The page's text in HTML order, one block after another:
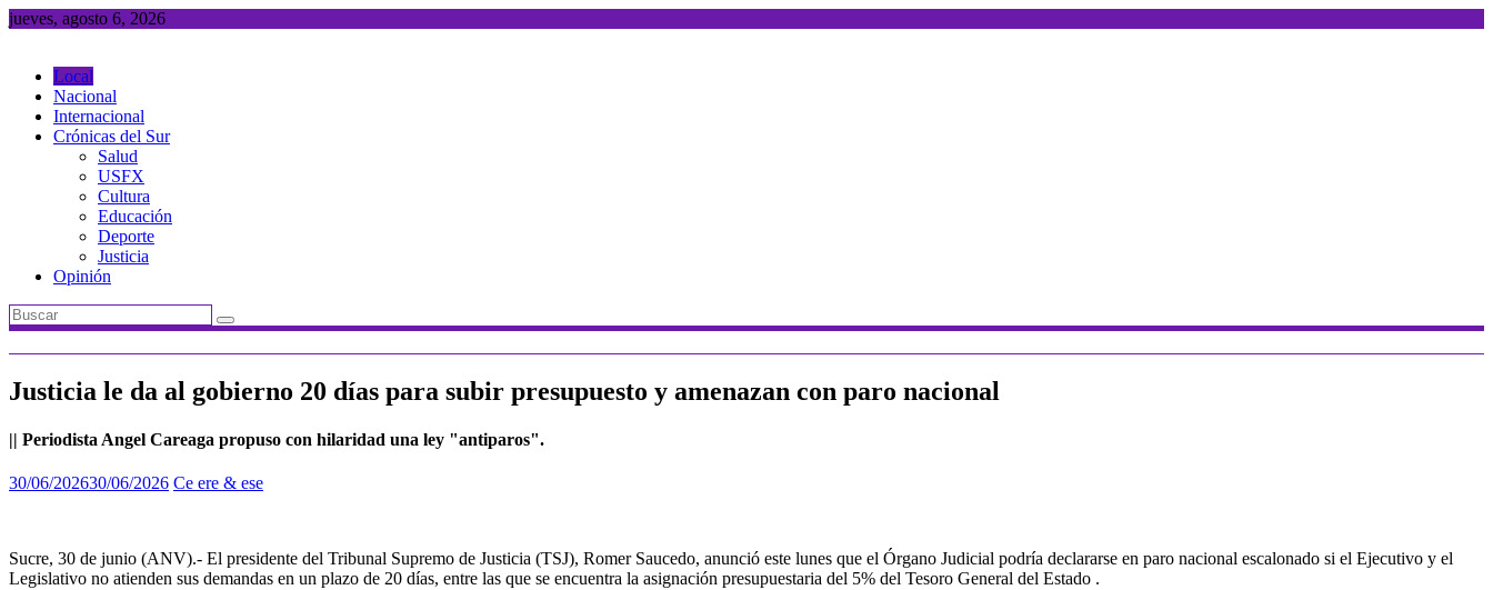
Saltar
jueves, agosto 6, 2026
Local
Nacional
Internacional
Crónicas del Sur
Salud
USFX
Cultura
Educación
Deporte
Justicia
Opinión
Justicia le da al gobierno 20 días para subir presupuesto y amenazan con paro nacional
|| Periodista Angel Careaga propuso con hilaridad una ley "antiparos".
30/06/202630/06/2026 Ce ere & ese
Sucre, 30 de junio (ANV).- El presidente del Tribunal Supremo de Justicia (TSJ), Romer Saucedo, anunció este lunes que el Órgano Judicial podría declararse en paro nacional escalonado si el Ejecutivo y el
Legislativo no atienden sus demandas en un plazo de 20 días, entre las que se encuentra la asignación presupuestaria del 5% del Tesoro General del Estado .